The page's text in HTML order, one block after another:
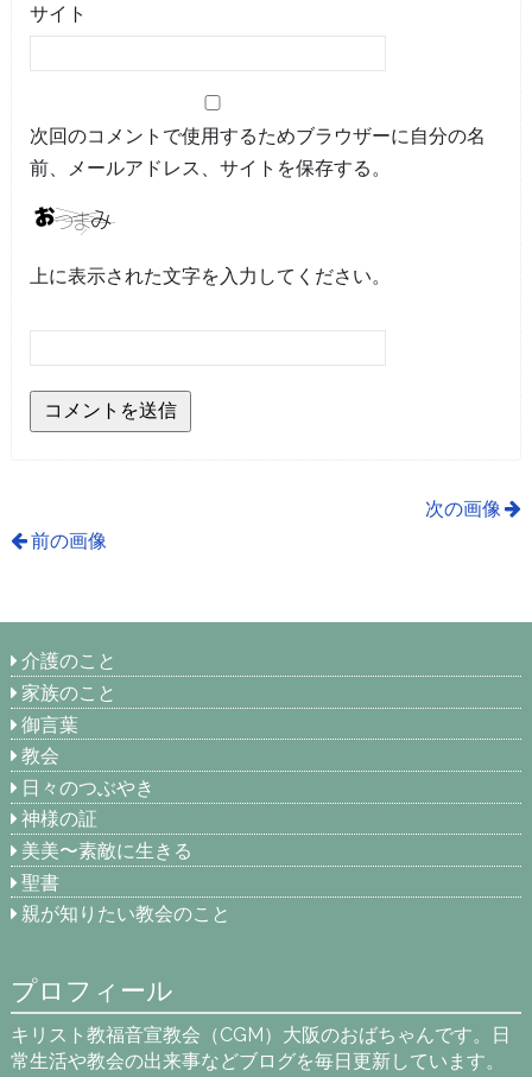
サイト
次回のコメントで使用するためブラウザーに自分の名
前、メールアドレス、サイトを保存する。
上に表示された文字を入力してください。
次の画像
前の画像
介護のこと
家族のこと
御言葉
教会
日々のつぶやき
神様の証
美美〜素敵に生きる
聖書
親が知りたい教会のこと
プロフィール
キリスト教福音宣教会（CGM）大阪のおばちゃんです。日
常生活や教会の出来事などブログを毎日更新しています。